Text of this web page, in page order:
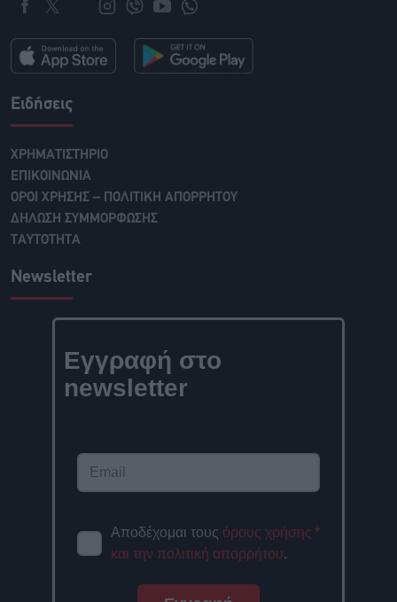
Ειδήσεις
ΧΡΗΜΑΤΙΣΤΗΡΙΟ
ΕΠΙΚΟΙΝΩΝΙΑ
ΟΡΟΙ ΧΡΗΣΗΣ – ΠΟΛΙΤΙΚΗ ΑΠΟΡΡΗΤΟΥ
ΔΗΛΩΣΗ ΣΥΜΜΟΡΦΩΣΗΣ
ΤΑΥΤΟΤΗΤΑ
Newsletter
Εγγραφή στο
newsletter
Αποδέχομαι τους όρους χρήσης
και την πολιτική απορρήτου.
*